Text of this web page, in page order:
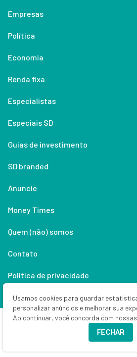
Empresas
Política
Economia
Renda fixa
Especialistas
Especiais SD
Guias de investimento
SD branded
Anuncie
Money Times
Quem (não) somos
Contato
Política de privacidade
Lifestyle
Copyright © 2026 Seu Dinheiro. Todos os
CNPJ: 33.523.405/0001-63
Usamos cookies para guardar
personalizar anúncios e melhorar sua
Ao continuar, você concorda com nossas
FECHAR